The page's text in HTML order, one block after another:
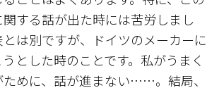
する話が出た時には苦労しまし
は別ですが、ドイツのメーカーに
とした時のことです。私がうまく
めに、話が進まない……。結局、